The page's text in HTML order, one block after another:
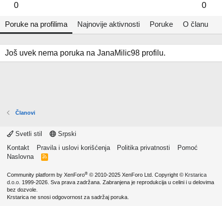
0 0
Poruke na profilima Najnovije aktivnosti Poruke O članu
Još uvek nema poruka na JanaMilic98 profilu.
Članovi
Svetli stil
Srpski
Kontakt
Pravila i uslovi korišćenja Politika privatnosti
Pomoć
Naslovna
R
Community platform by XenForo® © 2010-2025 XenForo Ltd. Copyright © Krstarica
d.o.o. 1999-2026. Sva prava zadržana. Zabranjena je reprodukcija u celini i u delovima
bez dozvole.
Krstarica ne snosi odgovornost za sadržaj poruka.